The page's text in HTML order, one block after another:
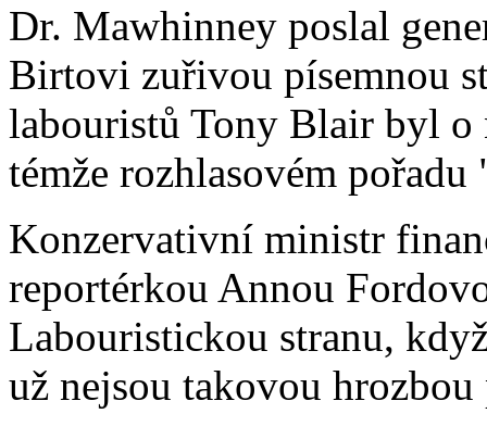
Dr. Mawhinney poslal
Birtovi zuřivou písemnou
labouristů Tony Blair byl
témže rozhlasovém
Konzervativní ministr
reportérkou Annou
Labouristickou stranu,
už nejsou takovou